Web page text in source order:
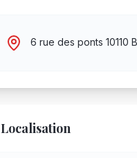
6 rue des ponts 10110
Localisation